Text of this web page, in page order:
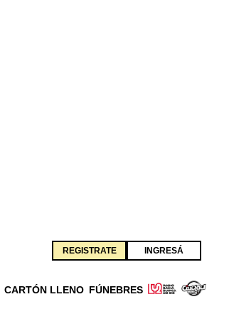
REGISTRATE INGRESÁ
CARTÓN LLENO FÚNEBRES